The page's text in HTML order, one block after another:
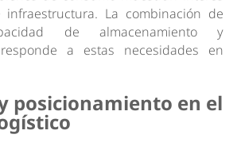
La combinación de
de almacenamiento y
a estas necesidades en
posicionamiento en el